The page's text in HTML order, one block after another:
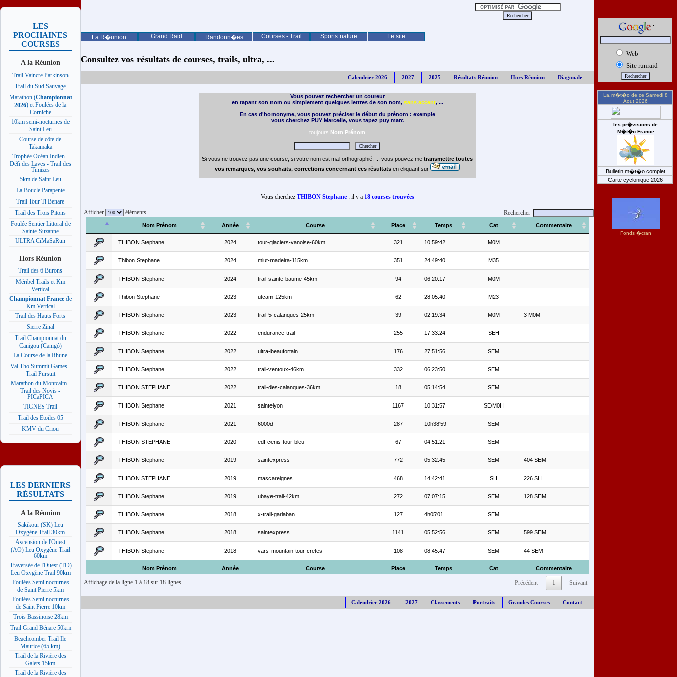
La R�union Grand Raid Randonn�es Courses - Trail Sports nature Le site
LES
PROCHAINES
COURSES
A la Réunion
Trail Vaincre Parkinson
Trail du Sud Sauvage
Marathon (Championnat
2026) et Foulées de la
Corniche
10km semi-nocturnes de
Saint Leu
Course de côte de
Takamaka
Trophée Océan Indien -
Défi des Laves - Trail des
Timizes
5km de Saint Leu
La Boucle Parapente
Trail Tour Ti Benare
Trail des Trois Pitons
Foulée Sentier Littoral de
Sainte-Suzanne
ULTRA CiMaSaRun
Hors Réunion
Trail des 6 Burons
Méribel Trails et Km
Vertical
Championnat France de
Km Vertical
Trail des Hauts Forts
Sierre Zinal
Trail Championnat du
Canigou (Canigó)
La Course de la Rhune
Val Tho Summit Games -
Trail Pursuit
Marathon du Montcalm -
Trail des Novis -
PICaPICA
TIGNES Trail
Trail des Etoiles 05
KMV du Criou
LES DERNIERS
RÉSULTATS
A la Réunion
Sakikour (SK) Leu
Oxygène Trail 30km
Ascension de l'Ouest
(AO) Leu Oxygène Trail
60km
Traversée de l'Ouest (TO)
Leu Oxygène Trail 90km
Foulées Semi nocturnes
de Saint Pierre 5km
Foulées Semi nocturnes
de Saint Pierre 10km
Trois Bassinoise 28km
Trail Grand Bénare 50km
Beachcomber Trail Ile
Maurice (65 km)
Trail de la Rivière des
Galets 15km
Trail de la Rivière des
Consultez vos résultats de courses, trails, ultra, ...
Calendrier 2026 2027 2025 Résultats Réunion Hors Réunion Diagonale
Vous pouvez rechercher un coureur
en tapant son nom ou simplement quelques lettres de son nom, sans accent, ...
En cas d'homonyme, vous pouvez préciser le début du prénom : exemple
vous cherchez PUY Marcelle, vous tapez puy marc
toujours Nom Prénom
Si vous ne trouvez pas une course, si votre nom est mal orthographié, ... vous pouvez me transmettre toutes
vos remarques, vos souhaits, corrections concernant ces résultats en cliquant sur
Vous cherchez THIBON Stephane: il y a 18 courses trouvées
Afficher éléments Rechercher
Nom Prénom Année Course Place Temps Cat Commentaire
Nom Prénom Année Course Place Temps Cat Commentaire
THIBON Stephane 2024 tour-glaciers-vanoise-60km 321 10:59:42 M0M
Thibon Stephane 2024 miut-madeira-115km 351 24:49:40 M35
THIBON Stephane 2024 trail-sainte-baume-45km 94 06:20:17 M0M
Thibon Stephane 2023 utcam-125km 62 28:05:40 M23
THIBON Stephane 2023 trail-5-calanques-25km 39 02:19:34 M0M 3 M0M
THIBON Stephane 2022 endurance-trail 255 17:33:24 SEH
THIBON Stephane 2022 ultra-beaufortain 176 27:51:56 SEM
THIBON Stephane 2022 trail-ventoux-46km 332 06:23:50 SEM
THIBON STEPHANE 2022 trail-des-calanques-36km 18 05:14:54 SEM
THIBON Stephane 2021 saintelyon 1167 10:31:57 SE/M0H
THIBON Stephane 2021 6000d 287 10h38'59 SEM
THIBON STEPHANE 2020 edf-cenis-tour-bleu 67 04:51:21 SEM
THIBON Stephane 2019 saintexpress 772 05:32:45 SEM 404 SEM
THIBON STEPHANE 2019 mascareignes 468 14:42:41 SH 226 SH
THIBON Stephane 2019 ubaye-trail-42km 272 07:07:15 SEM 128 SEM
THIBON Stephane 2018 x-trail-garlaban 127 4h05'01 SEM
THIBON Stephane 2018 saintexpress 1141 05:52:56 SEM 599 SEM
THIBON Stephane 2018 vars-mountain-tour-cretes 108 08:45:47 SEM 44 SEM
Affichage de la ligne 1 à 18 sur 18 lignes Précédent 1 Suivant
Calendrier 2026 2027 Classements Portraits Grandes Courses Contact
Web
Site runraid
La m�t�o de ce Samedi 8
Aout 2026
les pr�visions de
M�t�o France
Bulletin m�t�o complet
Carte cyclonique 2026
Fonds �cran